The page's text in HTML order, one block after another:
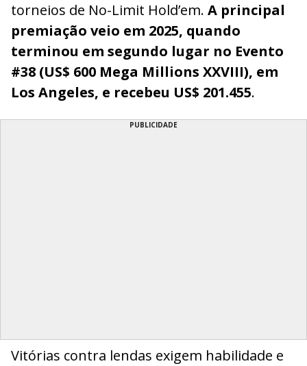
torneios de No-Limit Hold’em. A principal
premiação veio em 2025, quando
terminou em segundo lugar no Evento
#38 (US$ 600 Mega Millions XXVIII), em
Los Angeles, e recebeu US$ 201.455.
PUBLICIDADE
Vitórias contra lendas exigem habilidade e